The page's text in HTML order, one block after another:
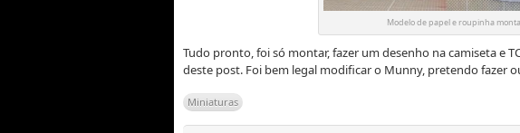
Modelo de papel e roupinha
Tudo pronto, foi só montar, fazer um desenho na camiseta e
deste post. Foi bem legal modificar o Munny, pretendo fazer
Miniaturas